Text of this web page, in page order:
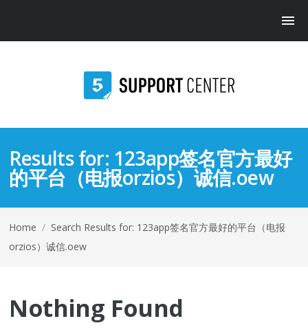
Results for: 123app签名官方最好
的平台（电报orzios）诚信.oew
Home / Search Results for: 123app签名官方最好的平台（电报
orzios）诚信.oew
Nothing Found